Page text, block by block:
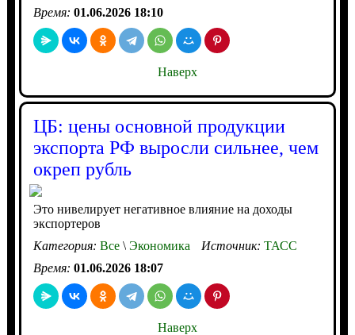
Время: 01.06.2026 18:10
Наверх
ЦБ: цены основной продукции
экспорта РФ выросли сильнее, чем
окреп рубль
Это нивелирует негативное влияние на доходы
экспортеров
Категория: Все\Экономика Источник: ТАСС
Время: 01.06.2026 18:07
Наверх